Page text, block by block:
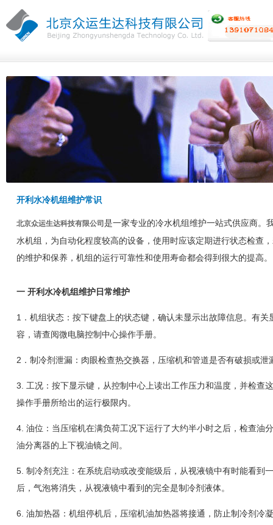
开利水冷机组维护常识
北京众运生达科技有限公司 是一家专业的冷水机组维护一站式供应商。
水机组，为自动化程度较高的设备，使用时应该定期进行状态检查
的维护和保养，机组的运行可靠性和使用寿命都会得到很大的提高。
一 开利水冷机组维护日常维护
1 ．机组状态：按下键盘上的状态键，确认未显示出故障信息。有
容，请查阅微电脑控制中心操作手册。
2 ．制冷剂泄漏：肉眼检查热交换器，压缩机和管道是否有破损或泄
3. 工况：按下显示键，从控制中心上读出工作压力和温度，并检查
操作手册所给出的运行极限内。
4. 油位：当压缩机在满负荷工况下运行了大约半小时之后，检查油
油分离器的上下视油镜之间。
5. 制冷剂充注：在系统启动或改变能级后，从视液镜中有时能看到
后，气泡将消失，从视液镜中看到的完全是制冷剂液体。
6. 油加热器：机组停机后，压缩机油加热器将接通，防止制冷剂冷